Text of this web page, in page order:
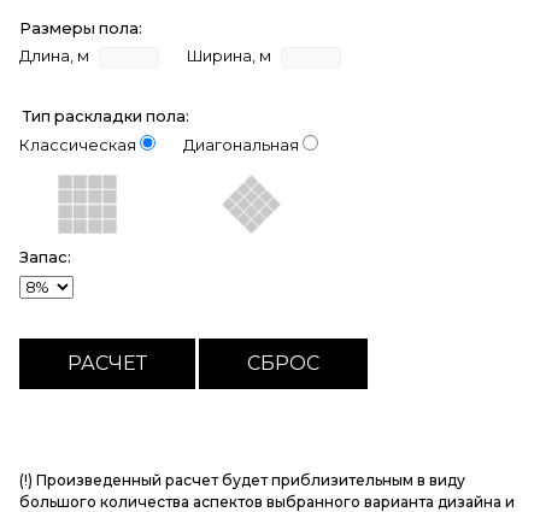
Размеры пола:
Длина, м
Ширина, м
Тип раскладки пола:
Классическая
Диагональная
Запас:
(!) Произведенный расчет будет приблизительным в виду
большого количества аспектов выбранного варианта дизайна и